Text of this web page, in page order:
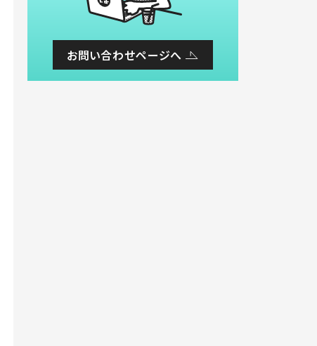
お問い合わせページへ